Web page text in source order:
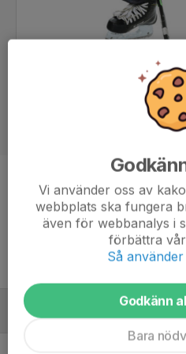
Position
-
Ålder
12 år
ALLA SERIER ALLA ÅR
Vi använder oss av
webbplats ska fungera
även för webbanalys i
förbättra
Så
Godkänn
Bara